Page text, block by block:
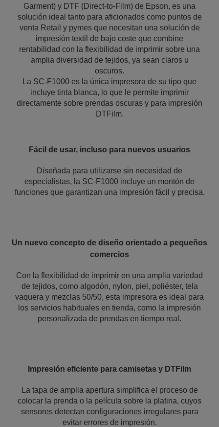
Garment) y DTF (Direct-to-Film) de Epson, es una
solución ideal tanto para aficionados como puntos de
venta Retail y pymes que necesitan una solución de
impresión textil de bajo coste que combine
rentabilidad con la flexibilidad de imprimir sobre una
amplia diversidad de tejidos, ya sean claros u
oscuros.
La SC-F1000 es la única impresora de su tipo que
incluye tinta blanca, lo que le permite imprimir
directamente sobre prendas oscuras y para impresión
DTFilm.
Fácil de usar, incluso para nuevos usuarios
Diseñada para utilizarse sin necesidad de
especialistas, la SC-F1000 incluye un montón de
funciones que garantizan una impresión fácil y precisa.
Un nuevo concepto de diseño orientado a pequeños
comercios
Con la flexibilidad de imprimir en una amplia variedad
de tejidos, como algodón, nylon, piel, poliéster, tela
vaquera y mezclas 50/50, esta impresora es ideal para
los servicios habituales en tienda, como la impresión
personalizada de prendas en tiempo real.
Impresión eficiente para camisetas y DTFilm
La tapa de amplia apertura simplifica el proceso de
colocar la prenda o la película sobre la platina, cuyos
sensores detectan configuraciones irregulares para
evitar errores de impresión.